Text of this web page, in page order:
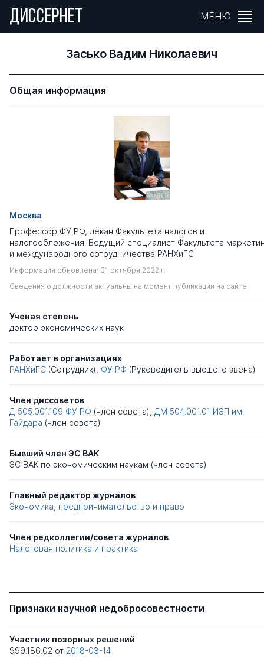
ДИССЕРНЕТ МЕНЮ
Засько Вадим Николаевич
Общая информация
Москва
Профессор ФУ РФ, декан Факультета налогов и
налогообложения. Ведущий специалист Факультета
и международного сотрудничества РАНХиГС
Информация обновлена: 31 октября 2022 г.
Сведения о должности актуальны на момент публикации на сайте
Ученая степень
доктор экономических наук
Работает в организациях
РАНХиГС (Сотрудник), ФУ РФ (Руководитель высшего звена)
Член диссоветов
Д 505.001.109 ФУ РФ (член совета), ДМ 504.001.01 ИЭП им.
Гайдара (член совета)
Бывший член ЭС ВАК
ЭС ВАК по экономическим наукам (член совета)
Главный редактор журналов
Экономика, предпринимательство и право
Член редколлегии/совета журналов
Налоговая политика и практика
Признаки научной недобросовестности
Участник позорных решений
999.186.02 от 2018-03-14